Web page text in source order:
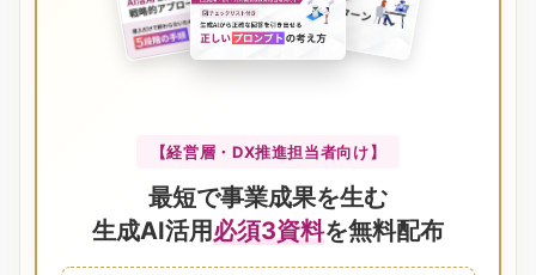
【経営層・DX推進担当者向け】
最短で事業成果を生む
生成AI活用必須3資料を無料配布